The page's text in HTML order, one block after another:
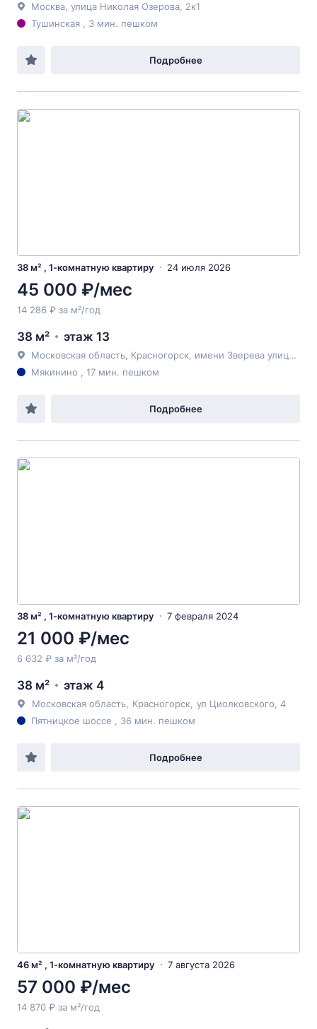
Москва, улица Николая Озерова, 2к1
Тушинская , 3 мин. пешком
Подробнее
38 м² , 1-комнатную квартиру 24 июля 2026
45 000 ₽/мес
14 286 ₽ за м²/год
38 м² этаж 13
Московская область, Красногорск, имени Зверева улица, 6
Мякинино , 17 мин. пешком
Подробнее
38 м² , 1-комнатную квартиру 7 февраля 2024
21 000 ₽/мес
6 632 ₽ за м²/год
38 м² этаж 4
Московская область Красногорск ул Циолковского , 4
Пятницкое шоссе , 36 мин. пешком
Подробнее
46 м² , 1-комнатную квартиру 7 августа 2026
57 000 ₽/мес
14 870 ₽ за м²/год